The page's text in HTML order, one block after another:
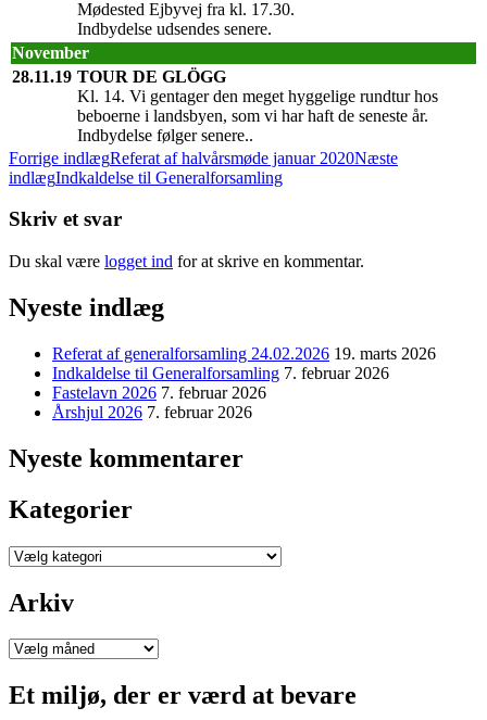
Mødested Ejbyvej fra kl. 17.30.
Indbydelse udsendes senere.
November
28.11.19 TOUR DE GLÖGG
Kl. 14. Vi gentager den meget hyggelige rundtur hos
beboerne i landsbyen, som vi har haft de seneste år.
Indbydelse følger senere..
Indlægsnavigation
Forrige indlægReferat af halvårsmøde januar 2020Næste
indlægIndkaldelse til Generalforsamling
Skriv et svar
Du skal være logget ind for at skrive en kommentar.
Nyeste indlæg
Referat af generalforsamling 24.02.2026 19. marts 2026
Indkaldelse til Generalforsamling 7. februar 2026
Fastelavn 2026 7. februar 2026
Årshjul 2026 7. februar 2026
Nyeste kommentarer
Kategorier
Kategorier
Arkiv
Arkiv
Et miljø, der er værd at bevare